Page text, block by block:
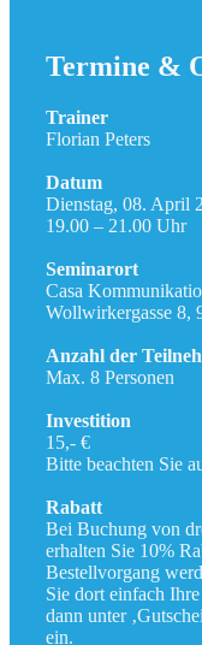
Termine &
Trainer
Florian Peters
Datum
Dienstag, 08. April
19.00 – 21.00 Uhr
Seminarort
Casa
Wollwirkergasse 8,
Anzahl der
Max. 8 Personen
Investition
15,- €
Bitte beachten Sie
Rabatt
Bei Buchung von
erhalten Sie 10%
Bestellvorgang
Sie dort einfach
dann unter
ein.